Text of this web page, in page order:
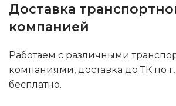
Доставка
компанией
Работаем с различными
компаниями, доставка до ТК по
бесплатно.